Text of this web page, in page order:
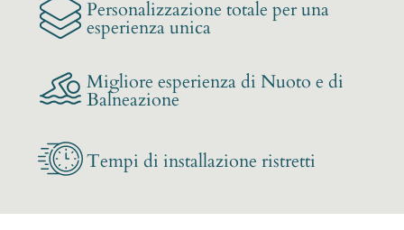
Personalizzazione totale per una
esperienza unica
Migliore esperienza di Nuoto e di
Balneazione
Tempi di installazione ristretti